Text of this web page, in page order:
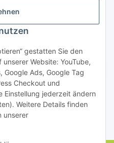
gestatten Sie den
Website: YouTube,
Google Ads, Google Tag
Checkout und
Einstellung jederzeit ändern
Weitere Details finden
unserer